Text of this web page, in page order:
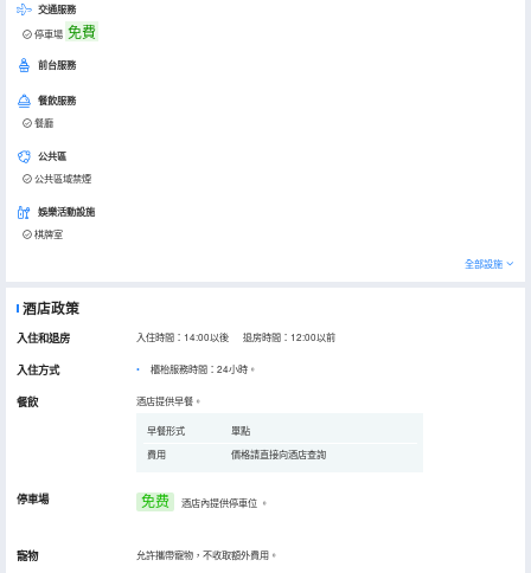
交通服務
停車場 免費
前台服務
餐飲服務
餐廳
公共區
公共區域禁煙
娛樂活動設施
棋牌室
全部設施
酒店政策
入住和退房 入住時間：14:00以後 退房時間：12:00以前
入住方式 櫃枱服務時間：24小時。
餐飲 酒店提供早餐。
早餐形式
單點
費用
價格請直接向酒店查詢
停車場 免费 酒店內提供停車位 。
寵物 允許攜帶寵物，不收取額外費用。